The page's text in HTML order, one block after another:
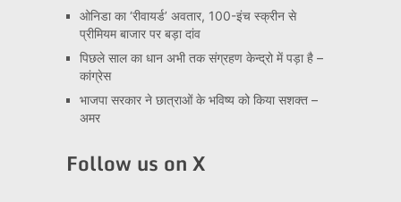
ओनिडा का ‘रीवायर्ड’ अवतार, 100-इंच स्क्रीन से
प्रीमियम बाजार पर बड़ा दांव
पिछले साल का धान अभी तक संग्रहण केन्द्रो में पड़ा है –
कांग्रेस
भाजपा सरकार ने छात्राओं के भविष्य को किया सशक्त –
अमर
Follow us on X